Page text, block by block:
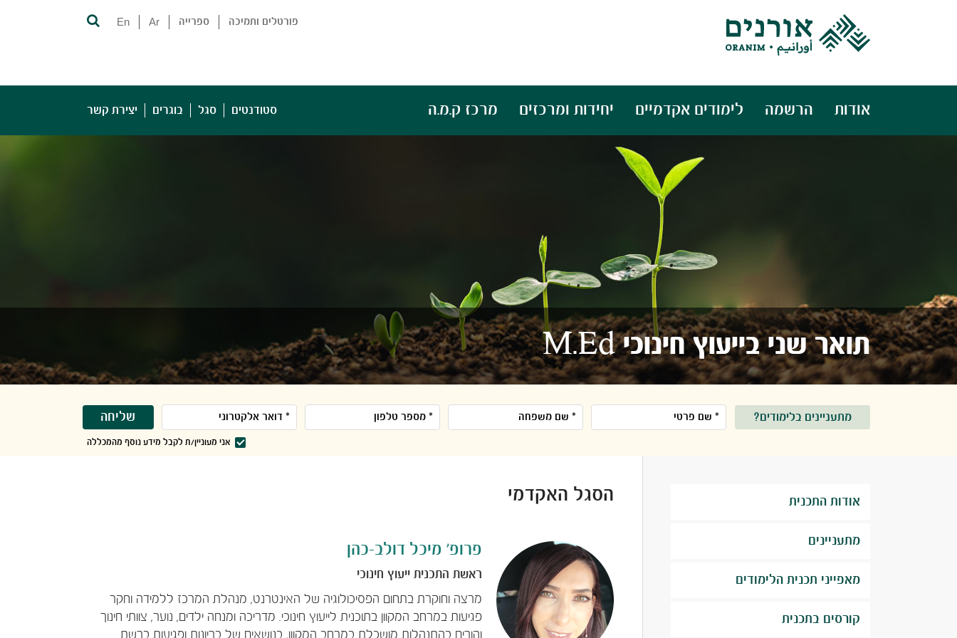
פורטלים ותמיכה ספרייה Ar
En
אודות הרשמה לימודים אקדמיים יחידות ומרכזים מרכז ק.מ.ה סטודנטים סגל בוגרים יצירת קשר
תואר שני בייעוץ חינוכי M.Ed​
מתעניינים בלימודים? שליחה
אני מעוניין/ת לקבל מידע נוסף מהמכללה
הסגל האקדמי
פרופ​' מיכל דולב-כהן
ראשת התכנית ייעוץ חינוכי​
מרצה וחוקרת בתחום הפסיכולוגיה של האינטרנט, מנהלת המרכז ללמידה וחקר
פגיעות במרחב המקוון בתוכנית לייעוץ חינוכי. מדריכה ומנחה ילדים, נוער, צוותי חינוך
אודות התכנית
מתעניינים
מאפייני תכנית הלימודים
קורסים בתכנית